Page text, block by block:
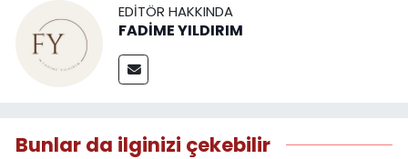
EDITÖR HAKKINDA
FADİME YILDIRIM
Bunlar da ilginizi çekebilir